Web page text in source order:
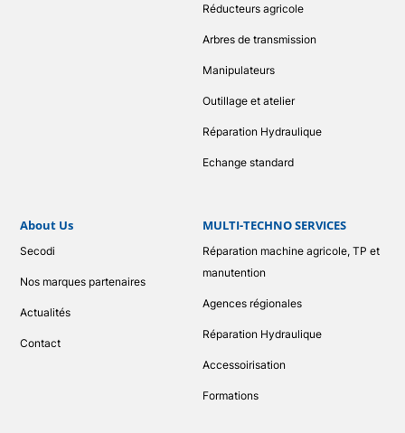
Réducteurs agricole
Arbres de transmission
Manipulateurs
Outillage et atelier
Réparation Hydraulique
Echange standard
About Us
Secodi
Nos marques partenaires
Actualités
Contact
MULTI-TECHNO SERVICES
Réparation machine agricole, TP et
manutention
Agences régionales
Réparation Hydraulique
Accessoirisation
Formations